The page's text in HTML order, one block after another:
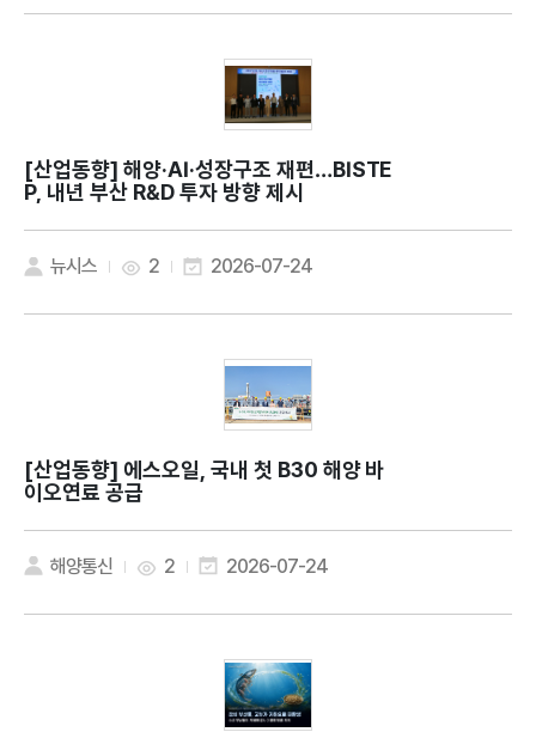
[산업동향]
P, 내년 부산 R&D 투자 방향 제시
뉴시스 2 2026-07-24
[산업동향]
이오연료 공급
해양통신 2 2026-07-24